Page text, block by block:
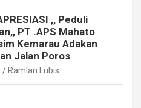
,, Peduli
PT .APS Mahato
Kemarau Adakan
Jalan Poros
Ramlan Lubis